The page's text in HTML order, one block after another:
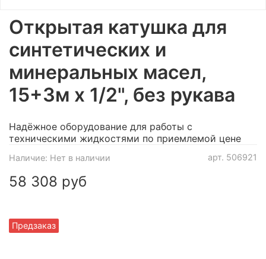
арт. 506921
Наличие: Нет в наличии
Предзаказ
Открытая катушка для
синтетических и
минеральных масел,
15+3м х 1/2", без рукава
58 308 руб
Надёжное оборудование для работы с
техническими жидкостями по приемлемой цене